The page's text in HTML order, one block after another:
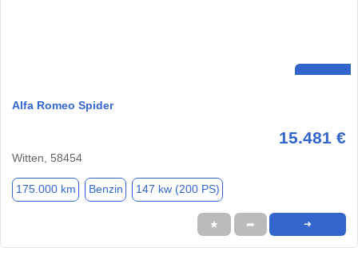
Alfa Romeo Spider
15.481 €
Witten, 58454
175.000 km Benzin 147 kw (200 PS)
★ ➦ ➜